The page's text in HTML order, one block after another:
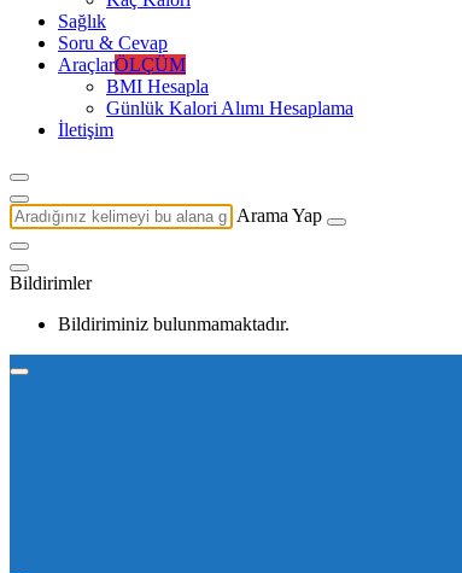
Sağlık
Soru & Cevap
AraçlarÖLÇÜM
BMI Hesapla
Günlük Kalori Alımı Hesaplama
İletişim
Arama Yap
Bildirimler
Bildiriminiz bulunmamaktadır.